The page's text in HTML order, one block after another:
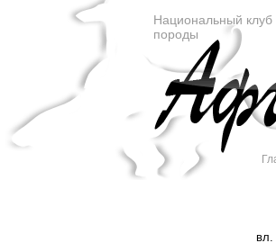
Национальный клуб
породы
вл.